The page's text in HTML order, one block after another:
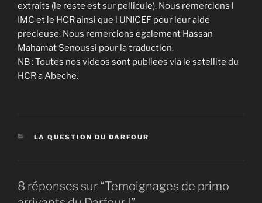
extraits (le reste est sur pellicule). Nous remercions l
IMC et le HCR ainsi que l UNICEF pour leur aide
precieuse. Nous remercions egalement Hassan
Mahamat Senoussi pour la traduction.
NB : Toutes nos videos sont publiees via le satellite du
HCR a Abeche.
CATÉGORIES
LA QUESTION DU DARFOUR
8 réponses sur “Temoignages de primo